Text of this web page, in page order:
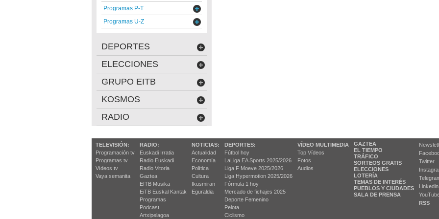
Programas P-T
Programas U-Z
DEPORTES
ELECCIONES
GRUPO EITB
KOSMOS
RADIO
TELEVISIÓN:
Programación tv
Programas tv
Vídeos tv
Vaya semanita
RADIO:
Euskadi Irratia
Radio Euskadi
Radio Vitoria
Gaztea
EITB Musika
EiTB Euskal Kantak
Programas
Podcast
Artxipelagoa
NOTICIAS:
Actualidad
Economía
Política
Cultura
Ikusmiran
Eguraldia
DEPORTES:
Fútbol hoy
LaLiga EA Sports 2025/2026
Liga F Moeve 2025/2026
Liga Hypermotion 2025/2026
Fórmula 1 hoy
Mercado de fichajes 2025
Deporte Femenino
Pelota
Ciclismo
VÍDEO MULTIMEDIA
Top Vídeos
Fotos
Audios
GAZTEA
EL TIEMPO
TRÁFICO
SORTEOS GRATIS
ELECCIONES
LOTERÍA
TEMAS DE INTERÉS
PUEBLOS Y CIUDADES
SALA DE PRENSA
Twitter
Linkedin
RSS